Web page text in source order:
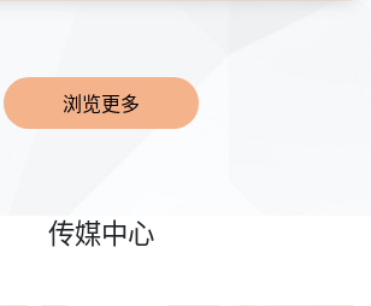
浏览更多
传媒中心